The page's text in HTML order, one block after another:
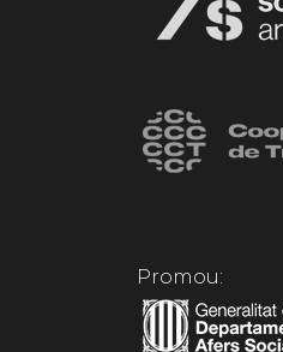
Promou: